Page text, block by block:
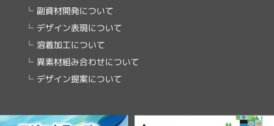
副資材開発について
デザイン表現について
溶着加工について
異素材組み合わせについて
デザイン提案について